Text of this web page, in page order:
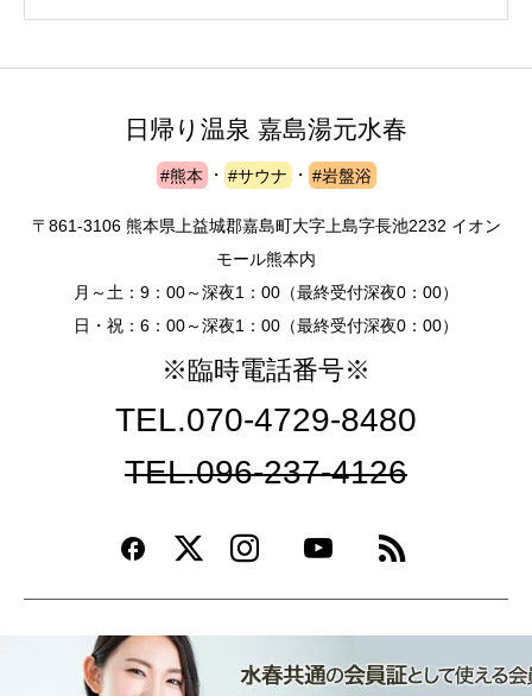
日帰り温泉 嘉島湯元水春
#熊本 ・ #サウナ ・ #岩盤浴
〒861-3106 熊本県上益城郡嘉島町大字上島字長池2232 イオン
モール熊本内
月～土：9：00～深夜1：00（最終受付深夜0：00）
日・祝：6：00～深夜1：00（最終受付深夜0：00）
※臨時電話番号※
TEL.070-4729-8480
TEL.096-237-4126